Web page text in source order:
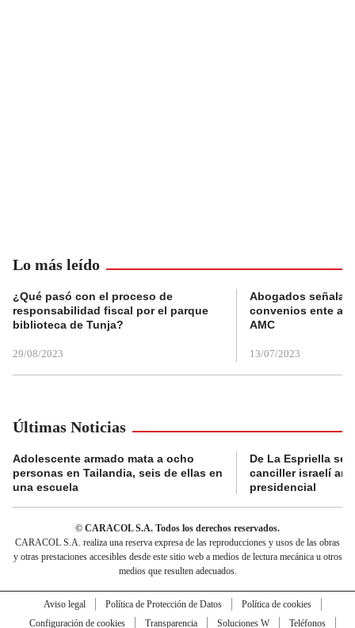
Lo más leído
¿Qué pasó con el proceso de
responsabilidad fiscal por el parque
biblioteca de Tunja?
29/08/2023
Abogados
convenios ente
AMC
13/07/2023
Últimas Noticias
Adolescente armado mata a ocho
personas en Tailandia, seis de ellas en
una escuela
De La Espriella se
canciller israelí
presidencial
© CARACOL S.A. Todos los derechos reservados.
CARACOL S.A. realiza una reserva expresa de las reproducciones y usos de las obras
y otras prestaciones accesibles desde este sitio web a medios de lectura mecánica u otros
medios que resulten adecuados.
Aviso legal Política de Protección de Datos
Política de cookies
Configuración de cookies
Transparencia Soluciones W
Teléfonos